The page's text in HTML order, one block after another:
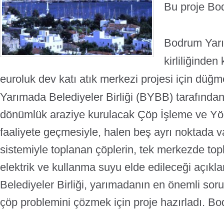
Bu proje
Bodrum
kirliliğinden
euroluk dev katı atık merkezi projesi için
Yarımada Belediyeler Birliği (BYBB)
dönümlük araziye kurulacak Çöp İşleme ve
faaliyete geçmesiyle, halen beş ayrı noktada
sistemiyle toplanan çöplerin, tek merkezde
elektrik ve kullanma suyu elde edileceği
Belediyeler Birliği, yarımadanın en önemli
çöp problemini çözmek için proje hazırladı.